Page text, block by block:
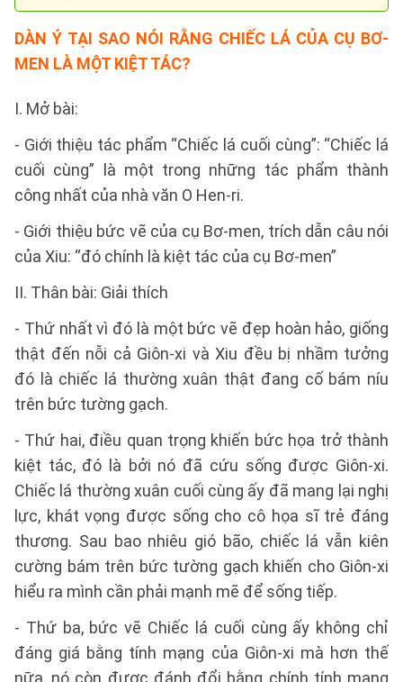
DÀN Ý TẠI SAO NÓI RẰNG CHIẾC LÁ CỦA CỤ BƠ-
MEN LÀ MỘT KIỆT TÁC?
I. Mở bài:
- Giới thiệu tác phẩm “Chiếc lá cuối cùng”: “Chiếc lá
cuối cùng” là một trong những tác phẩm thành
công nhất của nhà văn O Hen-ri.
- Giới thiệu bức vẽ của cụ Bơ-men, trích dẫn câu nói
của Xiu: “đó chính là kiệt tác của cụ Bơ-men”
II. Thân bài: Giải thích
- Thứ nhất vì đó là một bức vẽ đẹp hoàn hảo, giống
thật đến nỗi cả Giôn-xi và Xiu đều bị nhầm tưởng
đó là chiếc lá thường xuân thật đang cố bám níu
trên bức tường gạch.
- Thứ hai, điều quan trọng khiến bức họa trở thành
kiệt tác, đó là bởi nó đã cứu sống được Giôn-xi.
Chiếc lá thường xuân cuối cùng ấy đã mang lại nghị
lực, khát vọng được sống cho cô họa sĩ trẻ đáng
thương. Sau bao nhiêu gió bão, chiếc lá vẫn kiên
cường bám trên bức tường gạch khiến cho Giôn-xi
hiểu ra mình cần phải mạnh mẽ để sống tiếp.
- Thứ ba, bức vẽ Chiếc lá cuối cùng ấy không chỉ
đáng giá bằng tính mạng của Giôn-xi mà hơn thế
nữa, nó còn được đánh đổi bằng chính tính mạng